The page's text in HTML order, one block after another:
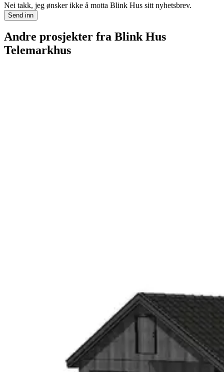
Nei takk, jeg ønsker ikke å motta Blink Hus sitt nyhetsbrev.
Send inn
Andre prosjekter fra Blink Hus
Telemarkhus